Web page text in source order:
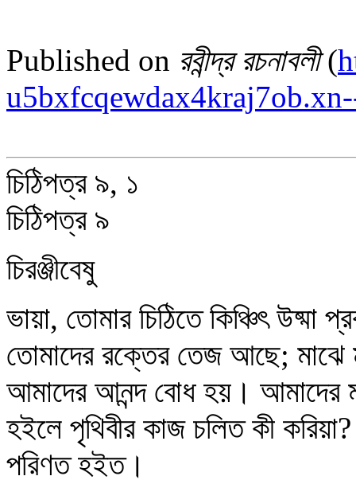
Published on রবীন্দ্র রচনাবলী(
চিঠিপত্র ৯, ১
চিঠিপত্র ৯
চিরঞ্জীবেষু
ভায়া, তোমার চিঠিতে কিঞ্চিৎ
তোমাদের রক্তের তেজ আছে; মাঝে
আমাদের আনন্দ বোধ হয়। আমাদের
হইলে পৃথিবীর কাজ চলিত কী
পরিণত হইত।